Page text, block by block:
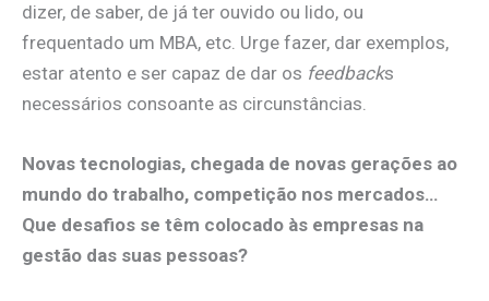
dizer, de saber, de já ter ouvido ou lido, ou
frequentado um MBA, etc. Urge fazer, dar exemplos,
estar atento e ser capaz de dar os feedbacks
necessários consoante as circunstâncias.
Novas tecnologias, chegada de novas gerações ao
mundo do trabalho, competição nos mercados…
Que desafios se têm colocado às empresas na
gestão das suas pessoas?